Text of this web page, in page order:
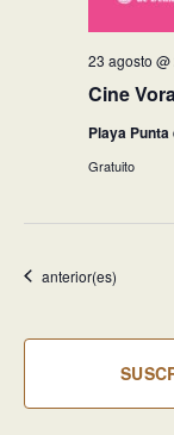
Cine
23 agosto @
Playa
Gratuito
Eventos
anterior(es)